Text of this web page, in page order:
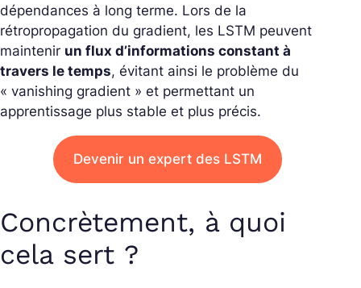
dépendances à long terme. Lors de la
rétropropagation du gradient, les LSTM peuvent
maintenir un flux d’informations constant à
travers le temps, évitant ainsi le problème du
« vanishing gradient » et permettant un
apprentissage plus stable et plus précis.
Devenir un expert des LSTM
Concrètement, à quoi
cela sert ?